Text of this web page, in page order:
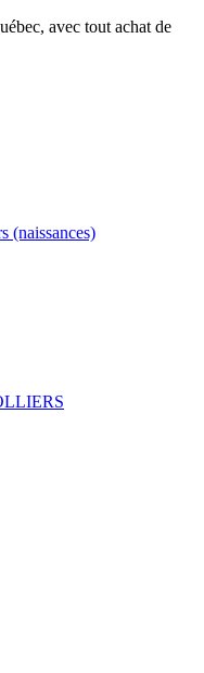
avec tout achat de
(naissances)